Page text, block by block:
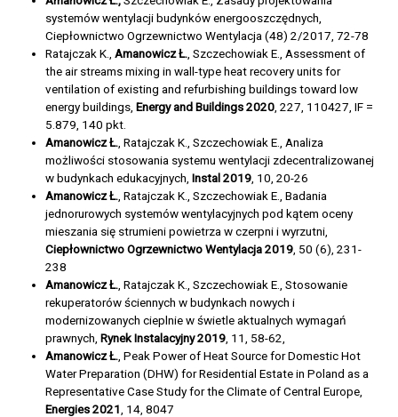
systemów wentylacji budynków energooszczędnych,
Ciepłownictwo Ogrzewnictwo Wentylacja (48) 2/2017, 72-78
Ratajczak K., Amanowicz Ł., Szczechowiak E., Assessment of
the air streams mixing in wall-type heat recovery units for
ventilation of existing and refurbishing buildings toward low
energy buildings, Energy and Buildings 2020, 227, 110427, IF =
5.879, 140 pkt.
Amanowicz Ł., Ratajczak K., Szczechowiak E., Analiza
możliwości stosowania systemu wentylacji zdecentralizowanej
w budynkach edukacyjnych, Instal 2019, 10, 20-26
Amanowicz Ł., Ratajczak K., Szczechowiak E., Badania
jednorurowych systemów wentylacyjnych pod kątem oceny
mieszania się strumieni powietrza w czerpni i wyrzutni,
Ciepłownictwo Ogrzewnictwo Wentylacja 2019, 50 (6), 231-
238
Amanowicz Ł., Ratajczak K., Szczechowiak E., Stosowanie
rekuperatorów ściennych w budynkach nowych i
modernizowanych cieplnie w świetle aktualnych wymagań
prawnych, Rynek Instalacyjny 2019, 11, 58-62,
Amanowicz Ł., Peak Power of Heat Source for Domestic Hot
Water Preparation (DHW) for Residential Estate in Poland as a
Representative Case Study for the Climate of Central Europe,
Energies 2021 , 14, 8047